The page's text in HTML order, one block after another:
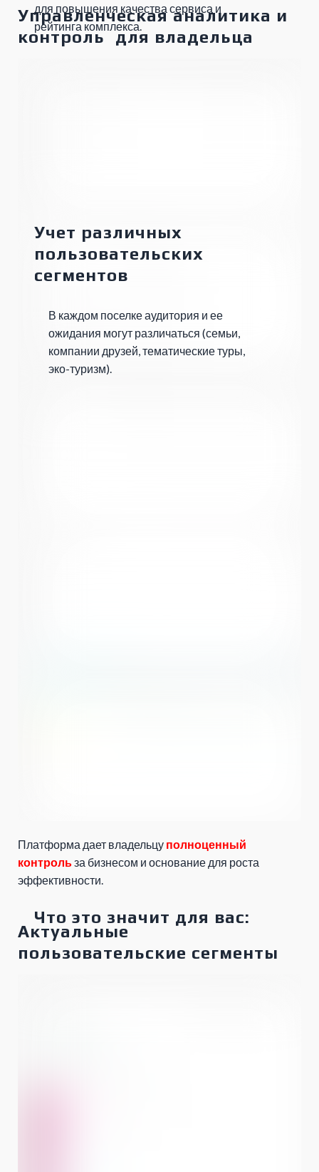
Что это значит для вас:
Учет различных
пользовательских
сегментов
В каждом поселке аудитория и ее
ожидания могут различаться (семьи,
компании друзей, тематические туры,
эко-туризм).
для повышения качества сервиса и
рейтинга комплекса.
Управленческая аналитика и
контроль для владельца
Платформа дает владельцу полноценный
контрольза бизнесом и основание для роста
эффективности.
Актуальные
пользовательские сегменты